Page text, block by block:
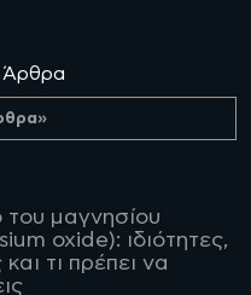
του μαγνησίου
oxide): ιδιότητες,
τι πρέπει να